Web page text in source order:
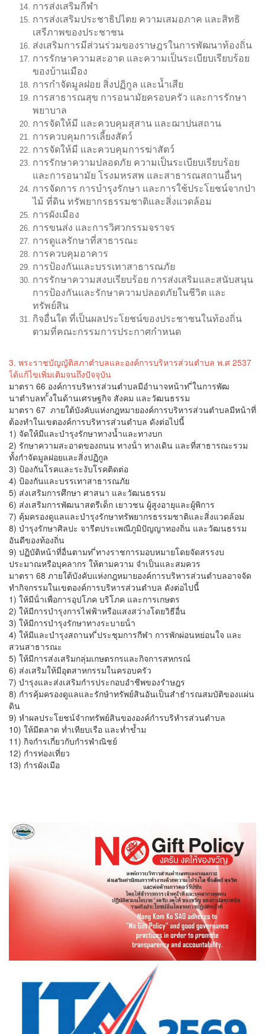
การส่งเสริมกีฬา
การส่งเสริมประชาธิปไตย ความเสมอภาค และสิทธิ
เสรีภาพของประชาชน
ส่งเสริมการมีส่วนร่วมของราษฎรในการพัฒนาท้องถิ่น
การรักษาความสะอาด และความเป็นระเบียบเรียบร้อย
ของบ้านเมือง
การกำจัดมูลฝอย สิ่งปฏิกูล และน้ำเสีย
การสาธารณสุข การอนามัยครอบครัว และการรักษา
พยาบาล
การจัดให้มี และควบคุมสุสาน และฌาปนสถาน
การควบคุมการเลี้ยงสัตว์
การจัดให้มี และควบคุมการฆ่าสัตว์
การรักษาความปลอดภัย ความเป็นระเบียบเรียบร้อย
และการอนามัย โรงมหรสพ และสาธารณสถานอื่นๆ
การจัดการ การบำรุงรักษา และการใช้ประโยชน์จากป่า
ไม้ ที่ดิน ทรัพยากรธรรมชาติและสิ่งแวดล้อม
การผังเมือง
การขนส่ง และการวิศวกรรมจราจร
การดูแลรักษาที่สาธารณะ
การควบคุมอาคาร
การป้องกันและบรรเทาสาธารณภัย
การรักษาความสงบเรียบร้อย การส่งเสริมและสนับสนุน
การป้องกันและรักษาความปลอดภัยในชีวิต และ
ทรัพย์สิน
กิจอื่นใด ที่เป็นผลประโยชน์ของประชาชนในท้องถิ่น
ตามที่คณะกรรมการประกาศกำหนด
3. พระราชบัญญัติสภาตำบลและองค์การบริหารส่วนตำบล พ.ศ 2537
ได้แก้ไขเพิ่มเติมจนถึงปัจจุบัน
มาตรา 66 องค์การบริหารส่วนตำบลมีอํานาจหน้าท ี่ในการพัฒ
นาตําบลท ั้งในด้านเศรษฐกิจ สังคม และวัฒนธรรม
มาตรา 67 ภายใต้บังคับแห่งกฎหมายองค์การบริหารส่วนตําบลมีหน้าที่
ต้องทําในเขตองค์การบริหารส่วนตําบล ดังต่อไปนี้
1) จัดให้มีและบํารุงรักษาทางน้ำและทางบก
2) รักษาความสะอาดของถนน ทางน้ํา ทางเดิน และที่สาธารณะรวม
ทั้งกําจัดมูลฝอยและสิ่งปฏิกูล
3) ป้องกันโรคและระงับโรคติดต่อ
4) ป้องกันและบรรเทาสาธารณภัย
5) ส่งเสริมการศึกษา ศาสนา และวัฒนธรรม
6) ส่งเสริมการพัฒนาสตรีเด็ก เยาวชน ผู้สูงอายุและผู้พิการ
7) คุ้มครองดูแลและบํารุงรักษาทรัพยากรธรรมชาติและสิ่งแวดล้อม
8) บํารุงรักษาศิลปะ จารีตประเพณีภูมิปัญญาทองถิ่น และวัฒนธรรม
อันดีของท้องถิ่น
9) ปฏิบัติหน้าที่อื่นตามท ี่ทางราชการมอบหมายโดยจัดสรรงบ
ประมาณหรือบุคลากร ให้ตามความ จําเป็นและสมควร
มาตรา 68 ภายใต้บังคับแห่งกฎหมายองค์การบริหารส่วนตําบลอาจจัด
ทํากิจกรรมในเขตองค์การบริหารส่วนตําบล ดังต่อไปนี้
1) ให้มีน้ําเพื่อการอุปโภค บริโภค และการเกษตร
2) ให้มีการบํารุงการไฟฟ้าหรือแสงสว่างโดยวิธีอื่น
3) ให้มีการบํารุงรักษาทางระบายน้ํา
4) ให้มีและบํารุงสถานท ี่ประชุมการกีฬา การพักผ่อนหย่อนใจ และ
สวนสาธารณะ
5) ให้มีการส่งเสริมกลุ่มเกษตรกรและกิจการสหกรณ์
6) ส่งเสริมให้มีอุตสาหกรรมในครอบครัว
7) บำรุงและส่งเสริมกำรประกอบอำชีพของรำษฎร
8) กำรคุ้มครองดูแลและรักษำทรัพย์สินอันเป็นสำธำรณสมบัติของแผ่น
ดิน
9) หำผลประโยชน์จำกทรัพย์สินขององค์กำรบริหำรส่วนตำบล
10) ให้มีตลาด ท่ำเทียบเรือ และท่ำข้ำม
11) กิจกำรเกี่ยวกับกำรพำณิชย์
12) กำรท่องเที่ยว
13) กำรผังเมือ